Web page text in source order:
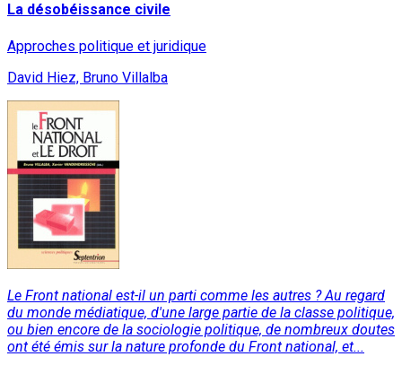
La désobéissance civile
Approches politique et juridique
David Hiez, Bruno Villalba
Le Front national est-il un parti comme les autres ? Au regard
du monde médiatique, d'une large partie de la classe politique,
ou bien encore de la sociologie politique, de nombreux doutes
ont été émis sur la nature profonde du Front national, et...